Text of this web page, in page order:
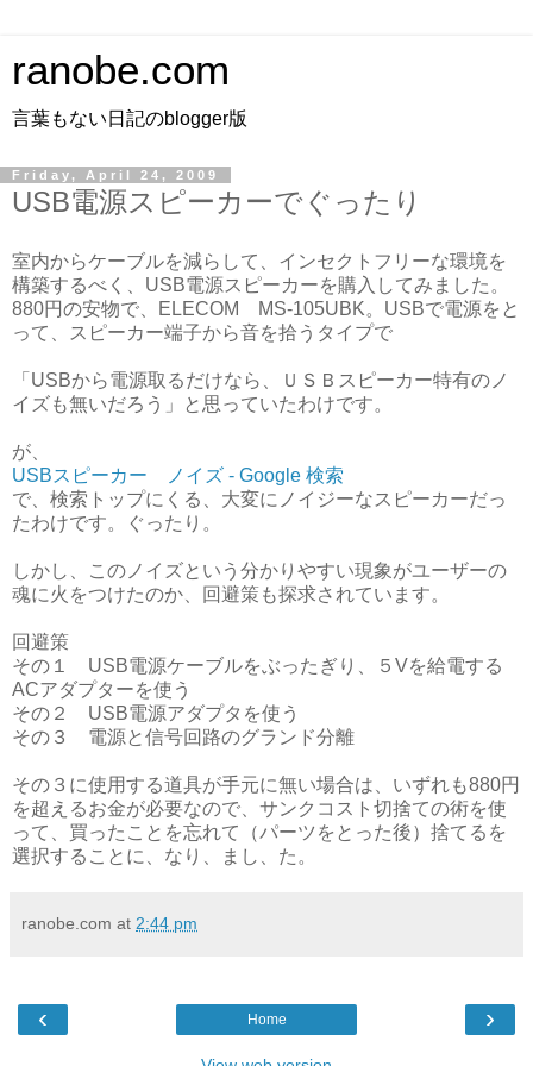
ranobe.com
言葉もない日記のblogger版
Friday, April 24, 2009
USB電源スピーカーでぐったり
室内からケーブルを減らして、インセクトフリーな環境を
構築するべく、USB電源スピーカーを購入してみました。
880円の安物で、ELECOM MS-105UBK。USBで電源をと
って、スピーカー端子から音を拾うタイプで
「USBから電源取るだけなら、ＵＳＢスピーカー特有のノ
イズも無いだろう」と思っていたわけです。
が、
USBスピーカー ノイズ - Google 検索
で、検索トップにくる、大変にノイジーなスピーカーだっ
たわけです。ぐったり。
しかし、このノイズという分かりやすい現象がユーザーの
魂に火をつけたのか、回避策も探求されています。
回避策
その１ USB電源ケーブルをぶったぎり、５Vを給電する
ACアダプターを使う
その２ USB電源アダプタを使う
その３ 電源と信号回路のグランド分離
その３に使用する道具が手元に無い場合は、いずれも880円
を超えるお金が必要なので、サンクコスト切捨ての術を使
って、買ったことを忘れて（パーツをとった後）捨てるを
選択することに、なり、まし、た。
ranobe.com at 2:44 pm
‹ ›
Home